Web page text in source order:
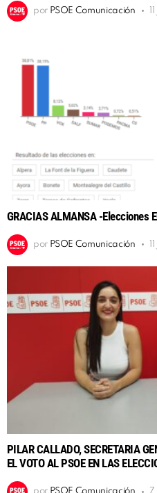
por PSOE Comunicación
GRACIAS ALMANSA -Elecciones
por PSOE Comunicación
PILAR CALLADO, SECRETARIA
EL VOTO AL PSOE EN LAS